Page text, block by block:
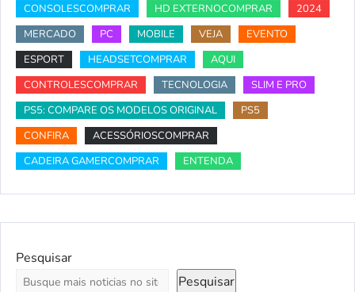
CONSOLESCOMPRAR HD EXTERNOCOMPRAR
2024
MERCADO
PC MOBILE VEJA
EVENTO
ESPORT
HEADSETCOMPRAR
AQUI
CONTROLESCOMPRAR
TECNOLOGIA
SLIM E PRO
PS5: COMPARE OS MODELOS ORIGINAL
PS5
CONFIRA
ACESSÓRIOSCOMPRAR
CADEIRA GAMERCOMPRAR
ENTENDA
Pesquisar
Pesquisar